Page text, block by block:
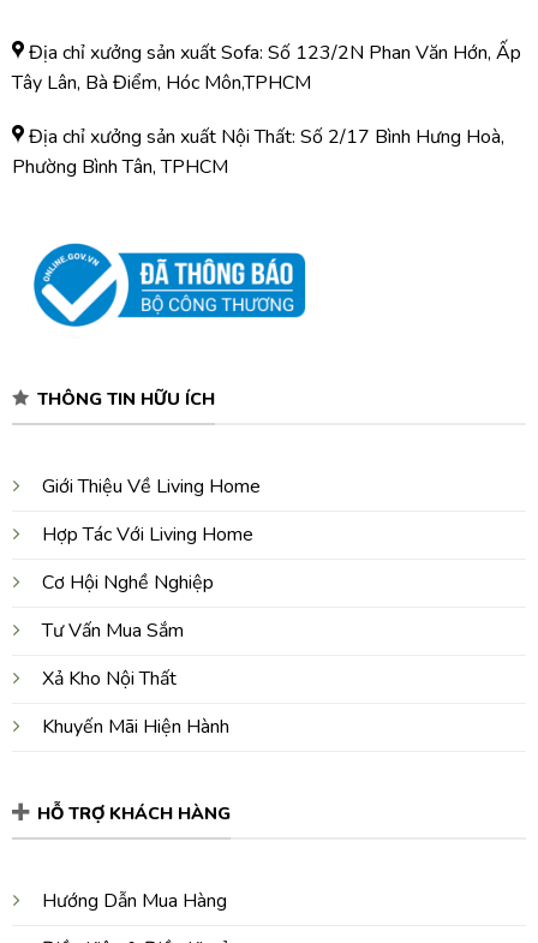
Địa chỉ xưởng sản xuất Sofa: Số 123/2N Phan Văn Hớn, Ấp
Tây Lân, Bà Điểm, Hóc Môn,TPHCM
Địa chỉ xưởng sản xuất Nội Thất: Số 2/17 Bình Hưng Hoà,
Phường Bình Tân, TPHCM
THÔNG TIN HỮU ÍCH
Giới Thiệu Về Living Home
Hợp Tác Với Living Home
Cơ Hội Nghề Nghiệp
Tư Vấn Mua Sắm
Xả Kho Nội Thất
Khuyến Mãi Hiện Hành
HỖ TRỢ KHÁCH HÀNG
Hướng Dẫn Mua Hàng